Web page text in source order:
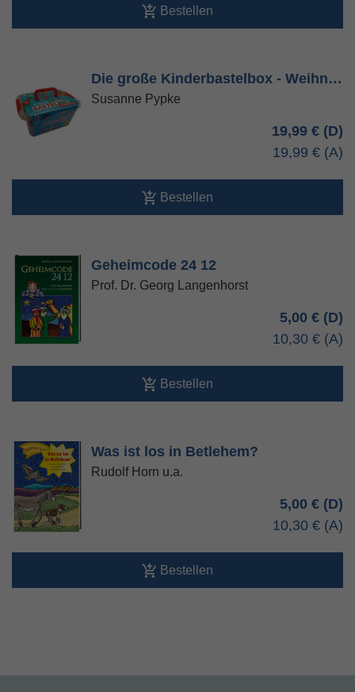
Bestellen
Die große Kinderbastelbox - Weihn…
Susanne Pypke
19,99 €
19,99 €
Bestellen
Geheimcode 24 12
Prof. Dr. Georg Langenhorst
5,00 €
10,30 €
Bestellen
Was ist los in Betlehem?
Rudolf Horn u.a.
5,00 €
10,30 €
Bestellen